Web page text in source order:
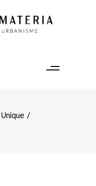
Unique /